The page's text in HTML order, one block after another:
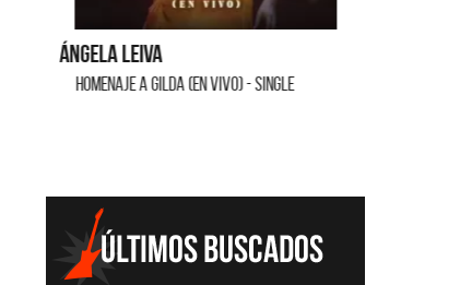
Ángela Leiva
HOMENAJE A GILDA (EN VIVO) - SINGLE